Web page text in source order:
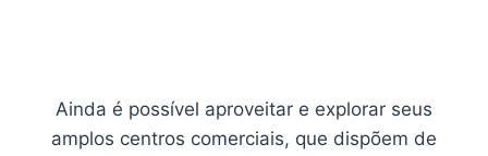
Ainda é possível aproveitar e explorar seus
amplos centros comerciais, que dispõem de